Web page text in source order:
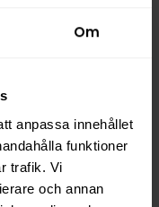
Om
anpassa innehållet
funktioner
trafik. Vi
och annan